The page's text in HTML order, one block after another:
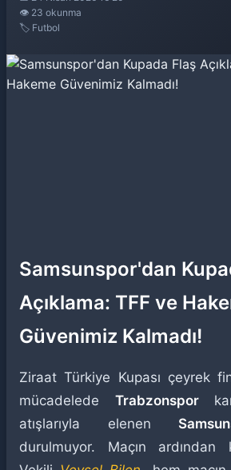
👁️ 23 okunma
🏷️ Futbol
Samsunspor'dan
Açıklama: TFF ve
Güvenimiz Kalmadı!
Ziraat Türkiye Kupası çeyrek
mücadelede Trabzonspor
atışlarıyla elenen
durulmuyor. Maçın ardından